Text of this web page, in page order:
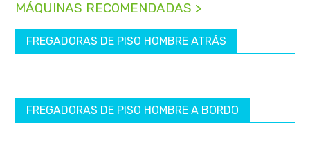
MÁQUINAS RECOMENDADAS >
FREGADORAS DE PISO HOMBRE ATRÁS
FREGADORAS DE PISO HOMBRE A BORDO